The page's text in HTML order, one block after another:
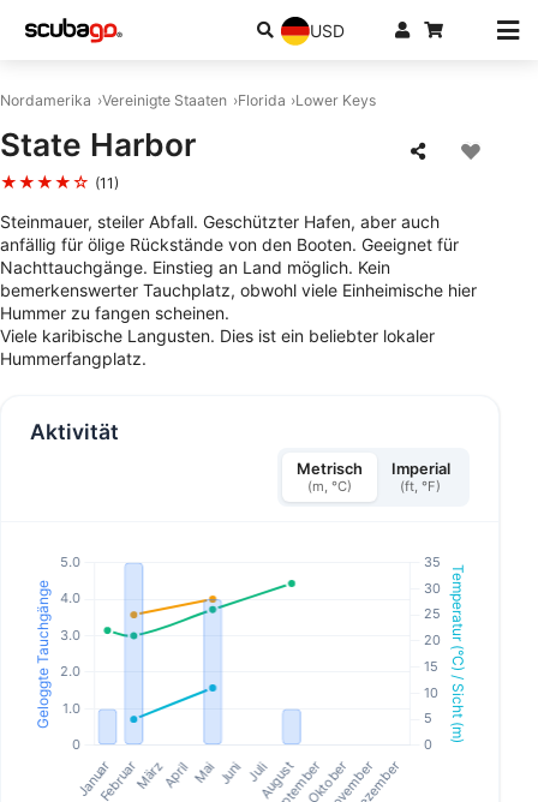
USD
Nordamerika Vereinigte Staaten Florida Lower Keys
State Harbor
★★★★☆ (11)
Steinmauer, steiler Abfall. Geschützter Hafen, aber auch
anfällig für ölige Rückstände von den Booten. Geeignet für
Nachttauchgänge. Einstieg an Land möglich. Kein
bemerkenswerter Tauchplatz, obwohl viele Einheimische hier
Hummer zu fangen scheinen.
Viele karibische Langusten. Dies ist ein beliebter lokaler
Hummerfangplatz.
Aktivität
Metrisch
(m, °C)
Imperial
(ft, °F)